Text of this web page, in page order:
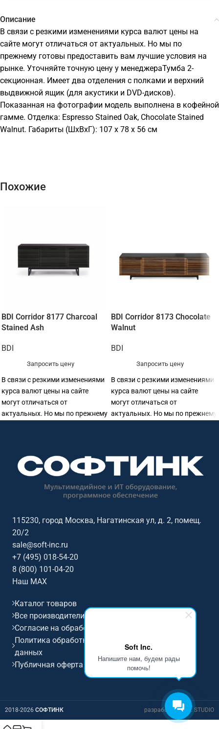
Soft Inc.
Напишите нам, будем рады
помочь!
Описание
В связи с резкими изменениями курса валют цены на
сайте могут отличаться от актуальных. Но мы по
прежнему готовы предоставить вам лучшие условия на
рынке. Уточняйте точную цену у менеджераТумба 2-
секционная. Имеет два отделения с полками и верхний
выдвижной ящик (для акустики и DVD-дисков).
Показанная на фотографии модель выполнена в кофейной
гамме. Отделка: Espresso Stained Oak, Chocolate Stained
Walnut. Габариты (ШхВхГ): 107 x 78 x 56 см
Похожие
BDI Corridor 8177 Charcoal
Stained Ash
BDI
Запросить цену
В связи с резкими изменениями
курса валют цены на сайте
могут отличаться от
актуальных. Но мы по прежнему
BDI Corridor 8173 Chocolate
Walnut
BDI
Запросить цену
В связи с резкими изменениями
курса валют цены на сайте
могут отличаться от
актуальных. Но мы по прежнему
115230, город Москва, Нагатинская ул, д. 2, помещ.
20/2
sale@soft-inc.ru
+7 (495) 018-54-20
8 (800) 101-04-20
Наш MAX
Каталог товаров
Все производители
Согласие на обработку персональных данных
Политика обработки и защиты персональных
данных
Публичная оферта
2018-2026 СОФТИНК разработка D.I.M. STUDIO